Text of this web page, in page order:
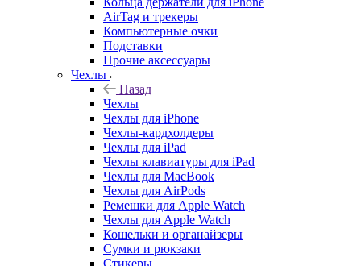
AirTag и трекеры
Компьютерные очки
Подставки
Прочие аксессуары
Чехлы
Назад
Чехлы
Чехлы для iPhone
Чехлы-кардхолдеры
Чехлы для iPad
Чехлы клавиатуры для iPad
Чехлы для MacBook
Чехлы для AirPods
Ремешки для Apple Watch
Чехлы для Apple Watch
Кошельки и органайзеры
Сумки и рюкзаки
Стикеры